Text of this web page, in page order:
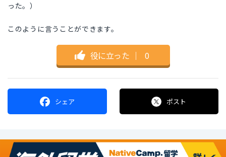
った。）
このように言うことができます。
役に立った ｜ 0
シェア ポスト